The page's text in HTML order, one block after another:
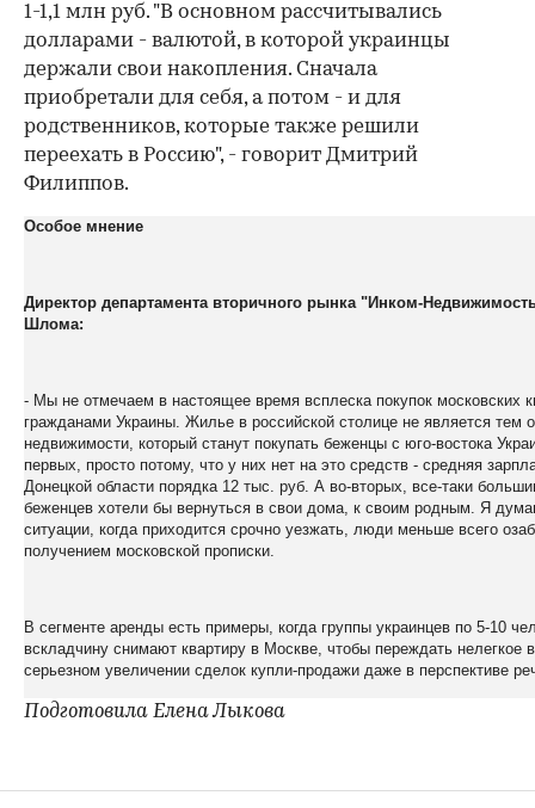
1-1,1 млн руб. "В основном рассчитывались
долларами - валютой, в которой украинцы
держали свои накопления. Сначала
приобретали для себя, а потом - и для
родственников, которые также решили
переехать в Россию", - говорит Дмитрий
Филиппов.
Особое мнение
Директор департамента вторичного рынка "Инком-
Шлома:
- Мы не отмечаем в настоящее время всплеска покупок московских
гражданами Украины. Жилье в российской столице не является тем
недвижимости, который станут покупать беженцы с юго-востока
первых, просто потому, что у них нет на это средств - средняя
Донецкой области порядка 12 тыс. руб. А во-вторых, все-таки
беженцев хотели бы вернуться в свои дома, к своим родным. Я
ситуации, когда приходится срочно уезжать, люди меньше всего
получением московской прописки.
В сегменте аренды есть примеры, когда группы украинцев по 5-10
вскладчину снимают квартиру в Москве, чтобы переждать нелегкое
серьезном увеличении сделок купли-продажи даже в перспективе
Подготовила Елена Лыкова